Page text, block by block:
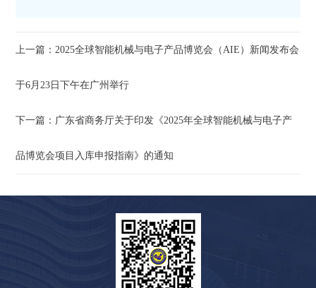
上一篇：2025全球智能机械与电子产品博览会（AIE）新闻发布会
于6月23日下午在广州举行
下一篇：广东省商务厅关于印发《2025年全球智能机械与电子产
品博览会项目入库申报指南》的通知